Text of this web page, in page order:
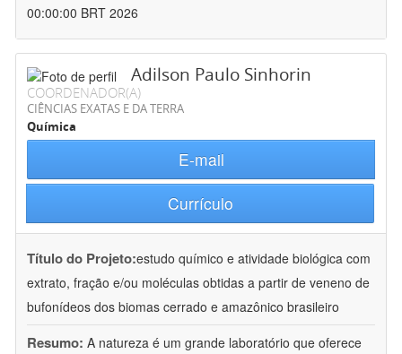
00:00:00 BRT 2026
Adilson Paulo Sinhorin
COORDENADOR(A)
CIÊNCIAS EXATAS E DA TERRA
Química
E-mail
Currículo
Título do Projeto:estudo químico e atividade biológica com
extrato, fração e/ou moléculas obtidas a partir de veneno de
bufonídeos dos biomas cerrado e amazônico brasileiro
Resumo: A natureza é um grande laboratório que oferece